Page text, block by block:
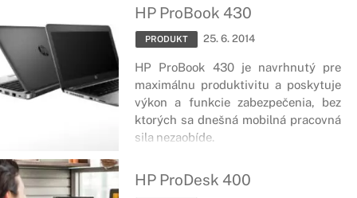
HP ProBook 430
PRODUKT 25. 6. 2014
HP ProBook 430 je navrhnutý pre
maximálnu produktivitu a poskytuje
výkon a funkcie zabezpečenia, bez
ktorých sa dnešná mobilná pracovná
sila nezaobíde.
HP ProDesk 400